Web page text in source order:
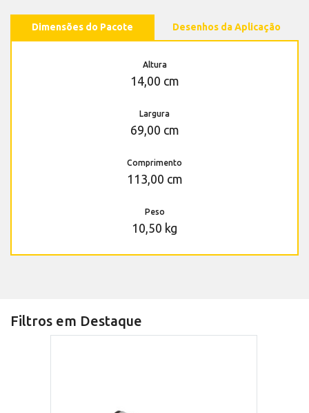
Dimensões do Pacote Desenhos da Aplicação
Altura
14,00 cm
Largura
69,00 cm
Comprimento
113,00 cm
Peso
10,50 kg
Filtros em Destaque